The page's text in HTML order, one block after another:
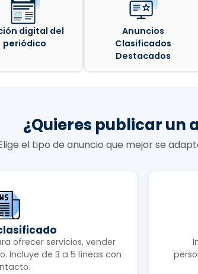
digital del
periódico
Anuncios
Clasificados
Destacados
¿Quieres publicar un
el tipo de anuncio que mejor se
ofrecer servicios, vender
Incluye de 3 a 5 líneas con